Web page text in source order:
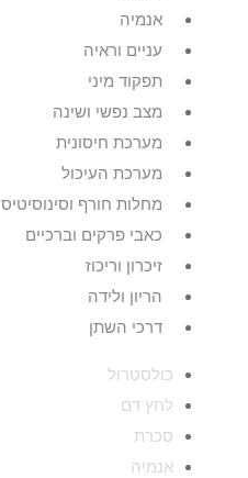
אנמיה
עניים וראיה
תפקוד מיני
מצב נפשי ושינה
מערכת חיסונית
מערכת העיכול
מחלות חורף וסינוסיטיס
כאבי פרקים וברכיים
זיכרון וריכוז
הריון ולידה
דרכי השתן
כולסטרול
לחץ דם
סכרת
אנמיה